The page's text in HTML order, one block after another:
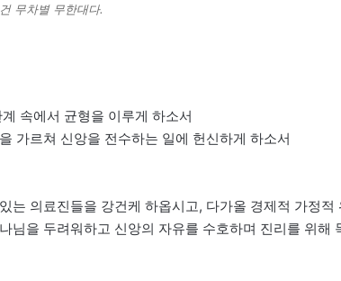
무차별 무한대다.
속에서 균형을 이루게 하소서
가르쳐 신앙을 전수하는 일에 헌신하게 하소서
는 의료진들을 강건케 하옵시고, 다가올 경제적 가정적
님을 두려워하고 신앙의 자유를 수호하며 진리를 위해